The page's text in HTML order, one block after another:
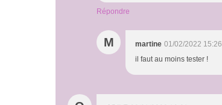
Répondre
M martine 01/02/2022 15:26
il faut au moins tester !